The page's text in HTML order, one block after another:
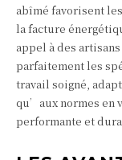
abîmé favorisent
la facture
appel à des
parfaitement les
travail soigné,
qu’aux normes en
performante et